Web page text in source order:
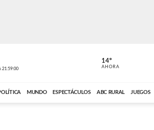
21:59:00 ABC CARDINAL
14º
AHORA
MUNDO ESPECTÁCULOS ABC RURAL JUEGOS